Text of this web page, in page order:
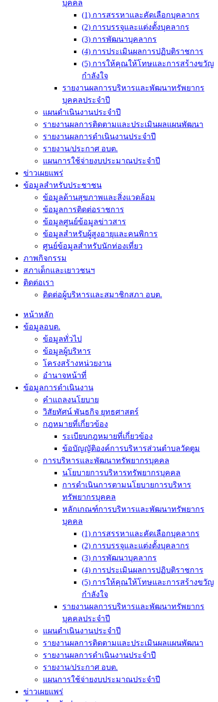
บุคคล
(1) การสรรหาและคัดเลือกบุคลากร
(2) การบรรจุและแต่งตั้งบุคลากร
(3) การพัฒนาบุคลากร
(4) การประเมินผลการปฏิบติราชการ
(5) การให้คุณให้โทษและการสร้างขวัญ
กำลังใจ
รายงานผลการบริหารและพัฒนาทรัพยากร
บุคคลประจำปี
แผนดำเนินงานประจำปี
รายงานผลการติดตามและประเมินผลแผนพัฒนา
รายงานผลการดำเนินงานประจำปี
รายงาน/ประกาศ อบต.
แผนการใช้จ่ายงบประมาณประจำปี
ข่าวเผยแพร่
ข้อมูลสำหรับประชาชน
ข้อมูลด้านสุขภาพและสิ่งแวดล้อม
ข้อมูลการติดต่อราชการ
ข้อมูลศูนย์ข้อมูลข่าวสาร
ข้อมูลสำหรับผู้สูงอายุและคนพิการ
ศูนย์ข้อมูลสำหรับนักท่องเที่ยว
ภาพกิจกรรม
สภาเด็กและเยาวชนฯ
ติดต่อเรา
ติดต่อผู้บริหารและสมาชิกสภา อบต.
หน้าหลัก
ข้อมูลอบต.
ข้อมูลทั่วไป
ข้อมูลผู้บริหาร
โครงสร้างหน่วยงาน
อำนาจหน้าที่
ข้อมูลการดำเนินงาน
คำแถลงนโยบาย
วิสัยทัศน์ พันธกิจ ยุทธศาสตร์
กฎหมายที่เกี่ยวข้อง
ระเบียบกฎหมายที่เกี่ยวข้อง
ข้อบัญญัติองค์การบริหารส่วนตำบลวัดตูม
การบริหารและพัฒนาทรัพยากรบุคคล
นโยบายการบริหารทรัพยากรบุคคล
การดำเนินการตามนโยบายการบริหาร
ทรัพยากรบุคคล
หลักเกณฑ์การบริหารและพัฒนาทรัพยากร
บุคคล
(1) การสรรหาและคัดเลือกบุคลากร
(2) การบรรจุและแต่งตั้งบุคลากร
(3) การพัฒนาบุคลากร
(4) การประเมินผลการปฏิบติราชการ
(5) การให้คุณให้โทษและการสร้างขวัญ
กำลังใจ
รายงานผลการบริหารและพัฒนาทรัพยากร
บุคคลประจำปี
แผนดำเนินงานประจำปี
รายงานผลการติดตามและประเมินผลแผนพัฒนา
รายงานผลการดำเนินงานประจำปี
รายงาน/ประกาศ อบต.
แผนการใช้จ่ายงบประมาณประจำปี
ข่าวเผยแพร่